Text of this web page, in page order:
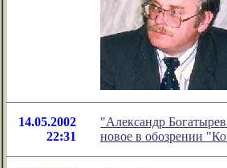
14.05.2002
22:31
"Александр
новое в обозрении